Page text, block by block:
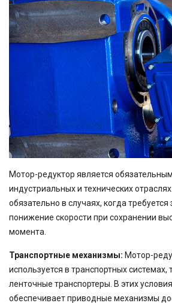
Мотор-редуктор является
индустриальных и технических
обязательно в случаях, когда требуется
понижение скорости при сохранении
момента.
Транспортные механизмы: Мотор-
используется в транспортных системах,
ленточные транспортеры. В этих
обеспечивает приводные механизмы